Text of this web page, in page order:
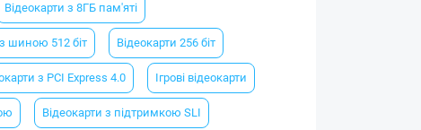
Відеокарти з 8ГБ пам'яті
шиною 512 біт Відеокарти 256 біт
з PCI Express 4.0 Ігрові відеокарти
Відеокарти з підтримкою SLI